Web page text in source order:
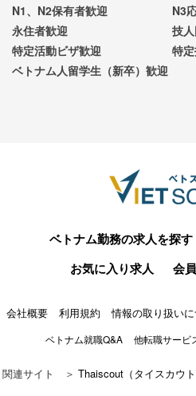
N1、N2保有者歓迎
N3
永住者歓迎
技
特定活動ビザ歓迎
特
ベトナム人留学生（新卒）歓迎
ベトナム勤務の求人を探す
お気に入り求人
会
会社概要 利用規約 情報の取り扱い
ベトナム就職Q&A 他転職サービ
関連サイト ＞ Thaiscout（タイスカウト